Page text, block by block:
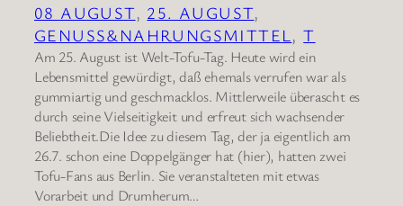
08 AUGUST, 25. AUGUST
GENUSS&NAHRUNGSMITTEL, T
Am 25. August ist Welt-Tofu-Tag. Heute wird ein
Lebensmittel gewürdigt, daß ehemals verrufen war als
gummiartig und geschmacklos. Mittlerweile überascht es
durch seine Vielseitigkeit und erfreut sich wachsender
Beliebtheit.Die Idee zu diesem Tag, der ja eigentlich am
26.7. schon eine Doppelgänger hat (hier), hatten zwei
Tofu-Fans aus Berlin. Sie veranstalteten mit etwas
Vorarbeit und Drumherum…